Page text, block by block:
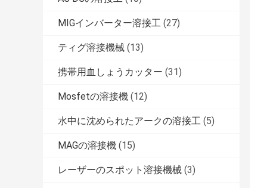
MIGインバーター溶接工 (27)
ティグ溶接機械 (13)
携帯用血しょうカッター (31)
Mosfetの溶接機 (12)
水中に沈められたアークの溶接工 (5)
MAGの溶接機 (15)
レーザーのスポット溶接機械 (3)